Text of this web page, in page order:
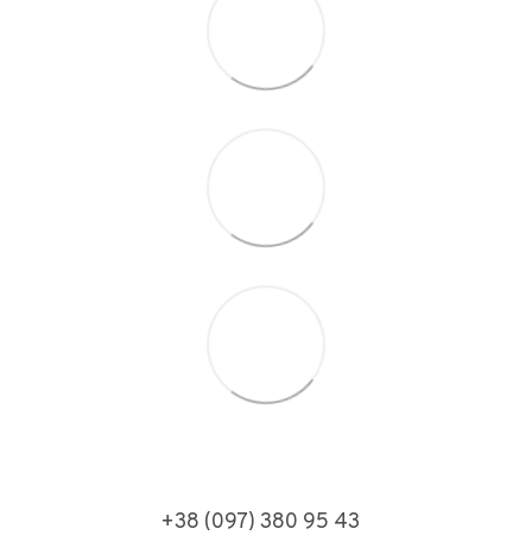
+38 (097) 380 95 43